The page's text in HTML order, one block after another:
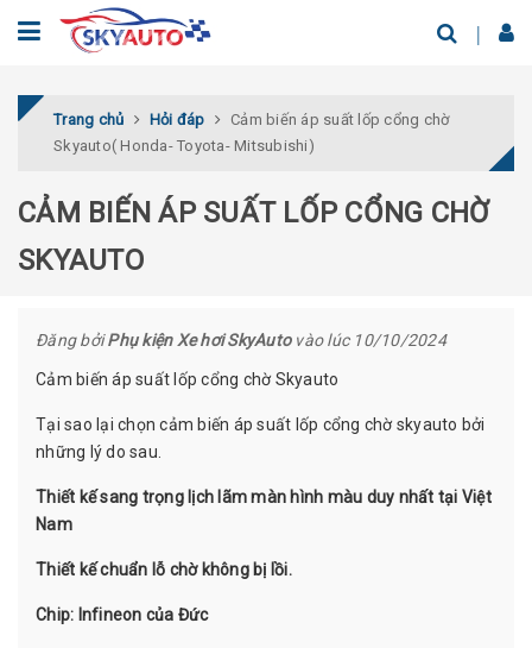
Trang chủ Hỏi đáp
Cảm biến áp suất lốp cổng chờ
Skyauto( Honda- Toyota- Mitsubishi)
CẢM BIẾN ÁP SUẤT LỐP CỔNG CHỜ
SKYAUTO
Đăng bởiPhụ kiện Xe hơi SkyAutovào lúc 10/10/2024
Cảm biến áp suất lốp cổng chờ Skyauto
Tại sao lại chọn cảm biến áp suất lốp cổng chờ skyauto bởi
những lý do sau.
Thiết kế sang trọng lịch lãm màn hình màu duy nhất tại Việt
Nam
Thiết kế chuẩn lỗ chờ không bị lồi.
Chip: Infineon của Đức